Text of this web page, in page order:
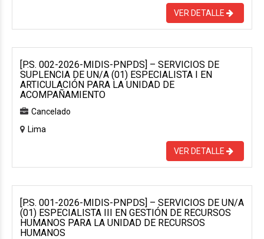
VER DETALLE
[P.S. 002-2026-MIDIS-PNPDS] – SERVICIOS DE
SUPLENCIA DE UN/A (01) ESPECIALISTA I EN
ARTICULACIÓN PARA LA UNIDAD DE
ACOMPAÑAMIENTO
Cancelado
Lima
VER DETALLE
[P.S. 001-2026-MIDIS-PNPDS] – SERVICIOS DE UN/A
(01) ESPECIALISTA III EN GESTIÓN DE RECURSOS
HUMANOS PARA LA UNIDAD DE RECURSOS
HUMANOS